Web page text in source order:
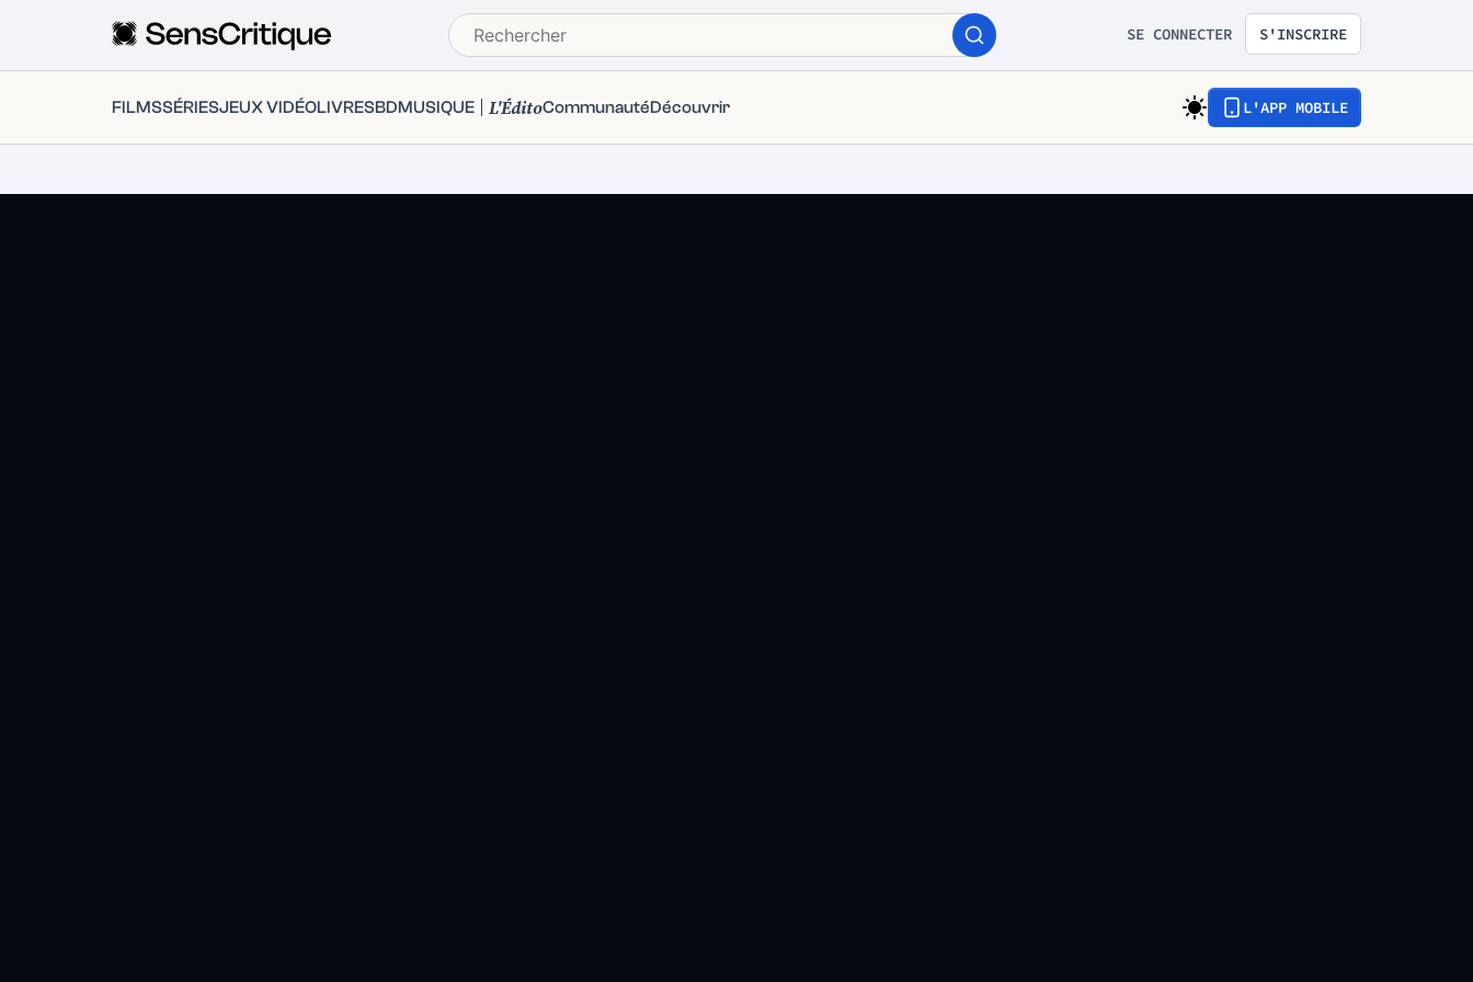
SE CONNECTER S'INSCRIRE
FILMSSÉRIESJEUX VIDÉOLIVRESBDMUSIQUE L'ÉditoCommunautéDécouvrir L'APP MOBILE